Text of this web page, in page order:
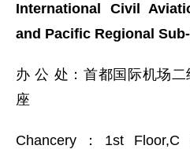
International Civil
and Pacific Regional
办 公 处：首都国际机场
座
Chancery：1st Floor,C